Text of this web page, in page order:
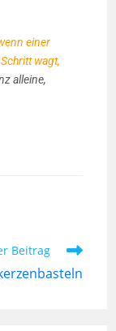
einer
wagt,
alleine,
Beitrag